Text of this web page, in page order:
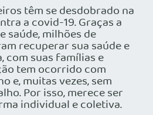
têm se desdobrado na
a covid-19. Graças a
saúde, milhões de
recuperar sua saúde e
com suas famílias e
tem ocorrido com
e, muitas vezes, sem
Por isso, merece ser
individual e coletiva.